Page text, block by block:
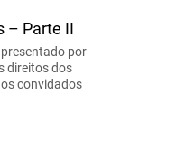
– Parte II
por
direitos dos
convidados